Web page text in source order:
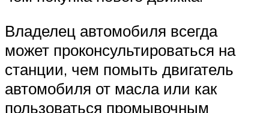
Владелец автомобиля всегда
может проконсультироваться на
станции, чем помыть двигатель
автомобиля от масла или как
пользоваться промывочным